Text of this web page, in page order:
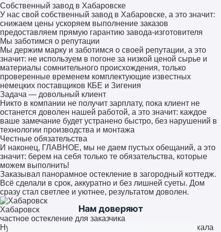
Собственный завод в Хабаровске
У нас свой собственный завод в Хабаровске, а это значит:
снижаем цены ускоряем выполнение заказов
предоставляем прямую гарантию завода-изготовителя
Мы заботимся о репутации
Мы держим марку и заботимся о своей репутации, а это
значит: не используем в погоне за низкой ценой сырье и
материалы сомнительного происхождения, только
проверенные временем комплектующие известных
немецких поставщиков КБЕ и Зигения
Задача — довольный клиент
Никто в компании не получит зарплату, пока клиент не
останется доволен нашей работой, а это значит: каждое
ваше замечание будет устранено быстро, без нарушений в
технологии производства и монтажа
Честные обязательства
И наконец, ГЛАВНОЕ, мы не даем пустых обещаний, а это
значит: берем на себя только те обязательства, которые
можем выполнить!
Заказывал панорамное остекление в загородный коттедж.
Всё сделали в срок, аккуратно и без лишней суеты. Дом
сразу стал светлее и уютнее, результатом доволен.
Хабаровск
частное остекление для заказчика
Нужно было остекление офиса. Команда быстро выехала
Нам доверяют